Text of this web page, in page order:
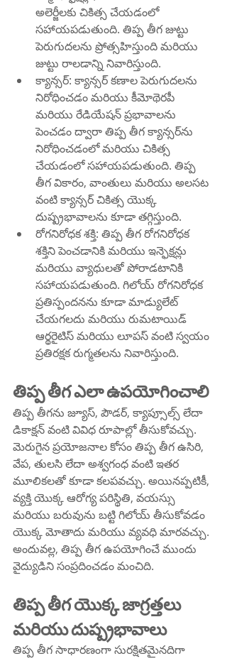
అలెర్జీలకు చికిత్స చేయడంలో
సహాయపడుతుంది. తిప్ప తీగ జుట్టు
పెరుగుదలను ప్రోత్సహిస్తుంది మరియు
జుట్టు రాలడాన్ని నివారిస్తుంది.
క్యాన్సర్: క్యాన్సర్ కణాల పెరుగుదలను
నిరోధించడం మరియు కీమోథెరపీ
మరియు రేడియేషన్ ప్రభావాలను
పెంచడం ద్వారా తిప్ప తీగ క్యాన్సర్‌ను
నిరోధించడంలో మరియు చికిత్స
చేయడంలో సహాయపడుతుంది. తిప్ప
తీగ వికారం, వాంతులు మరియు అలసట
వంటి క్యాన్సర్ చికిత్స యొక్క
దుష్ప్రభావాలను కూడా తగ్గిస్తుంది.
రోగనిరోధక శక్తి: తిప్ప తీగ రోగనిరోధక
శక్తిని పెంచడానికి మరియు ఇన్ఫెక్షన్లు
మరియు వ్యాధులతో పోరాడటానికి
సహాయపడుతుంది. గిలోయ్ రోగనిరోధక
ప్రతిస్పందనను కూడా మాడ్యులేట్
చేయగలదు మరియు రుమటాయిడ్
ఆర్థరైటిస్ మరియు లూపస్ వంటి స్వయం
ప్రతిరక్షక రుగ్మతలను నివారిస్తుంది.
తిప్ప తీగ ఎలా ఉపయోగించాలి
తిప్ప తీగ‌ను జ్యూస్, పౌడర్, క్యాప్సూల్స్ లేదా
డికాక్షన్ వంటి వివిధ రూపాల్లో తీసుకోవచ్చు.
మెరుగైన ప్రయోజనాల కోసం తిప్ప తీగ ఉసిరి,
వేప, తులసి లేదా అశ్వగంధ వంటి ఇతర
మూలికలతో కూడా కలపవచ్చు. అయినప్పటికీ,
వ్యక్తి యొక్క ఆరోగ్య పరిస్థితి, వయస్సు
మరియు బరువును బట్టి గిలోయ్ తీసుకోవడం
యొక్క మోతాదు మరియు వ్యవధి మారవచ్చు.
అందువల్ల, తిప్ప తీగ ఉపయోగించే ముందు
వైద్యుడిని సంప్రదించడం మంచిది.
తిప్ప తీగ యొక్క జాగ్రత్తలు
మరియు దుష్ప్రభావాలు
తిప్ప తీగ సాధారణంగా సురక్షితమైనదిగా